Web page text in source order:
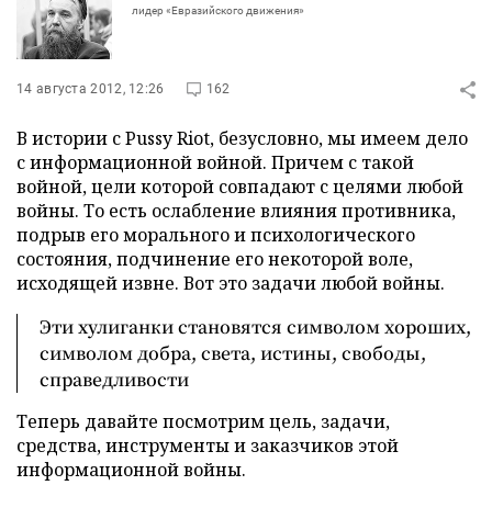
лидер «Евразийского движения»
14 августа 2012, 12:26 162
В истории с Pussy Riot, безусловно, мы имеем дело
с информационной войной. Причем с такой
войной, цели которой совпадают с целями любой
войны. То есть ослабление влияния противника,
подрыв его морального и психологического
состояния, подчинение его некоторой воле,
исходящей извне. Вот это задачи любой войны.
Эти хулиганки становятся символом хороших,
символом добра, света, истины, свободы,
справедливости
Теперь давайте посмотрим цель, задачи,
средства, инструменты и заказчиков этой
информационной войны.